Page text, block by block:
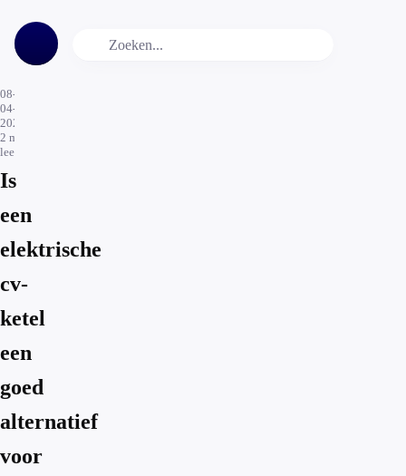
08-
04-
2024
2 min.
leestijd
Is
een
elektrische
cv-
ketel
een
goed
alternatief
voor